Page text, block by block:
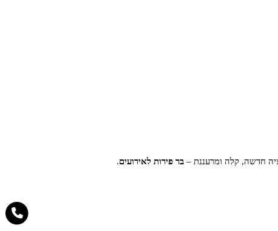
חדשה, קלה ומרעננת – בר פירות לאירועים.